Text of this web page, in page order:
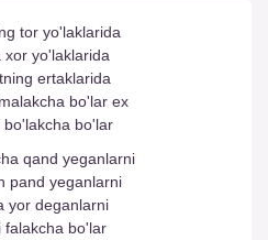
tor yo'laklarida
xor yo'laklarida
ertaklarida
bo'lar ex
bo'lakcha bo'lar
qand yeganlarni
pand yeganlarni
yor deganlarni
falakcha bo'lar